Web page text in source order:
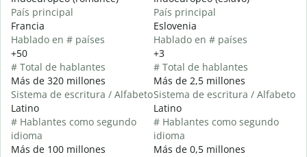
País principal
Francia
Hablado en # países
+50
# Total de hablantes
Más de 320 millones
Sistema de escritura / Alfabeto
Latino
# Hablantes como segundo
idioma
Más de 100 millones
País principal
Eslovenia
Hablado en # países
+3
# Total de hablantes
Más de 2,5 millones
Sistema de escritura / Alfabeto
Latino
# Hablantes como segundo
idioma
Más de 0,5 millones